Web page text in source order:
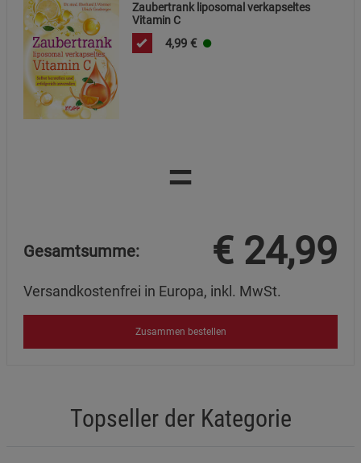
Zaubertrank liposomal verkapseltes
Vitamin C
4,99 €
=
Gesamtsumme: € 24,99
Versandkostenfrei in Europa, inkl. MwSt.
Zusammen bestellen
Topseller der Kategorie